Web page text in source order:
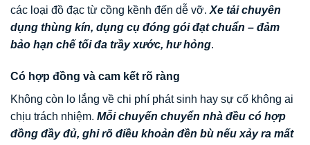
các loại đồ đạc từ cồng kềnh đến dễ vỡ. Xe tải chuyên
dụng thùng kín, dụng cụ đóng gói đạt chuẩn – đảm
bảo hạn chế tối đa trầy xước, hư hỏng.
Có hợp đồng và cam kết rõ ràng
Không còn lo lắng về chi phí phát sinh hay sự cố không ai
chịu trách nhiệm. Mỗi chuyến chuyển nhà đều có hợp
đồng đầy đủ, ghi rõ điều khoản đền bù nếu xảy ra mất